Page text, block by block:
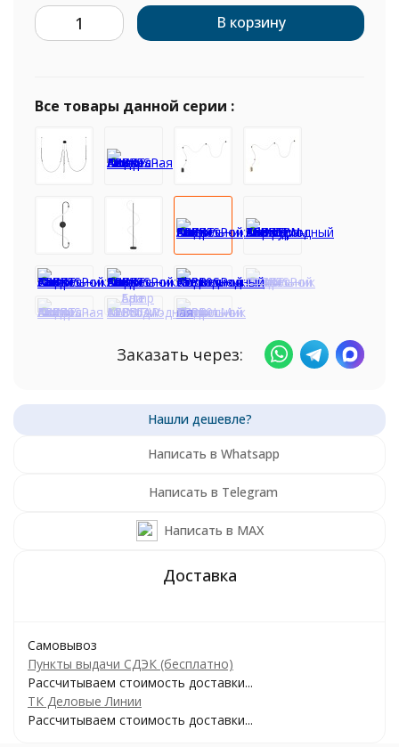
В корзину
Все товары данной серии :
Заказать через:
Написать в Whatsapp
Написать в Telegram
Написать в MAX
Самовывоз
Пункты выдачи СДЭК (бесплатно)
Рассчитываем стоимость доставки...
ТК Деловые Линии
Рассчитываем стоимость доставки...